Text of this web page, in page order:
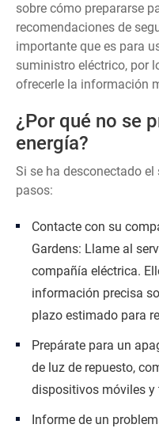
sobre cómo prepararse
recomendaciones de
importante que es para
suministro eléctrico, por
ofrecerle la información
¿Por qué no se
energía?
Si se ha desconectado
pasos:
Contacte con su
Gardens: Llame al
compañía eléctrica.
información precisa
plazo estimado para
Prepárate para un
de luz de repuesto,
dispositivos móviles y
Informe de un